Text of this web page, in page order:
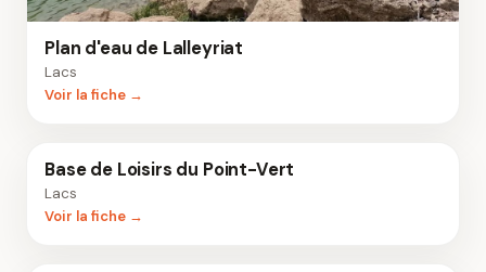
Plan d'eau de Lalleyriat
Lacs
Voir la fiche →
Base de Loisirs du Point-Vert
Lacs
Voir la fiche →